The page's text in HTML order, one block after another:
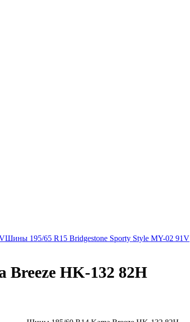
Шины 195/65 R15 Bridgestone Sporty Style MY-02 91V
HK-132 82H